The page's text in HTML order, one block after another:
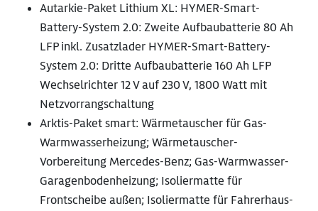
Autarkie-Paket Lithium XL: HYMER-Smart-
Battery-System 2.0: Zweite Aufbaubatterie 80 Ah
LFP inkl. Zusatzlader HYMER-Smart-Battery-
System 2.0: Dritte Aufbaubatterie 160 Ah LFP
Wechselrichter 12 V auf 230 V, 1800 Watt mit
Netzvorrangschaltung
Arktis-Paket smart: Wärmetauscher für Gas-
Warmwasserheizung; Wärmetauscher-
Vorbereitung Mercedes-Benz; Gas-Warmwasser-
Garagenbodenheizung; Isoliermatte für
Frontscheibe außen; Isoliermatte für Fahrerhaus-